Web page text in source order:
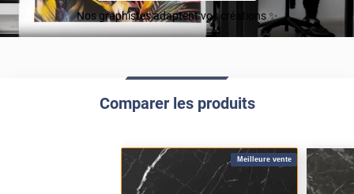
Nos graphistes adaptent vos créations ✨
Comparer les produits
Meilleure vente